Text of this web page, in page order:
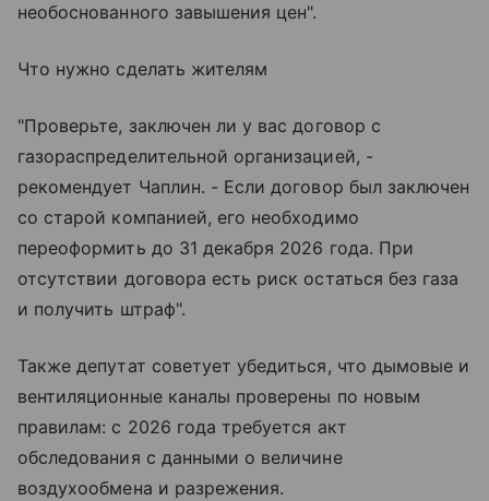
необоснованного завышения цен".
Что нужно сделать жителям
"Проверьте, заключен ли у вас договор с
газораспределительной организацией, -
рекомендует Чаплин. - Если договор был заключен
со старой компанией, его необходимо
переоформить до 31 декабря 2026 года. При
отсутствии договора есть риск остаться без газа
и получить штраф".
Также депутат советует убедиться, что дымовые и
вентиляционные каналы проверены по новым
правилам: с 2026 года требуется акт
обследования с данными о величине
воздухообмена и разрежения.